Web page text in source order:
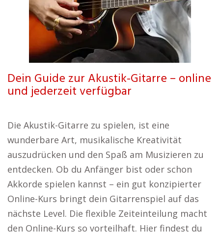
Dein Guide zur Akustik-Gitarre – online
und jederzeit verfügbar
Die Akustik-Gitarre zu spielen, ist eine
wunderbare Art, musikalische Kreativität
auszudrücken und den Spaß am Musizieren zu
entdecken. Ob du Anfänger bist oder schon
Akkorde spielen kannst – ein gut konzipierter
Online-Kurs bringt dein Gitarrenspiel auf das
nächste Level. Die flexible Zeiteinteilung macht
den Online-Kurs so vorteilhaft. Hier findest du